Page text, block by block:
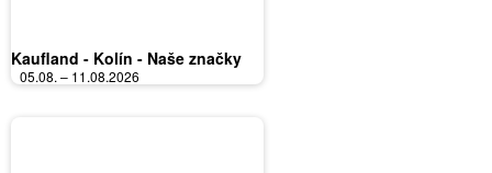
Kaufland - Kolín - Naše značky
05.08. – 11.08.2026